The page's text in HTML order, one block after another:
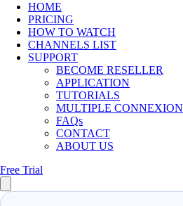
HOME
PRICING
HOW TO WATCH
CHANNELS LIST
SUPPORT
BECOME RESELLER
APPLICATION
TUTORIALS
MULTIPLE CONNEXION
FAQs
CONTACT
ABOUT US
Free Trial